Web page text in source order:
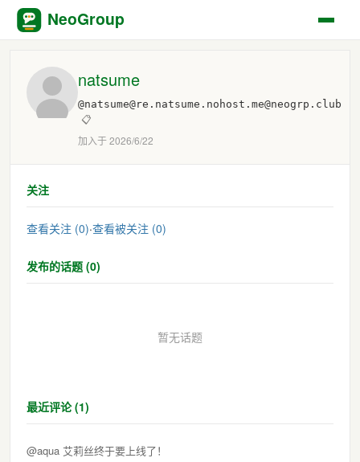
NeoGroup
natsume
@natsume@re.natsume.nohost.me@neogrp.club
📋
加入于 2026/6/22
关注
查看关注 (0)·查看被关注 (0)
发布的话题 (0)
暂无话题
最近评论 (1)
@aqua 艾莉丝终于要上线了！